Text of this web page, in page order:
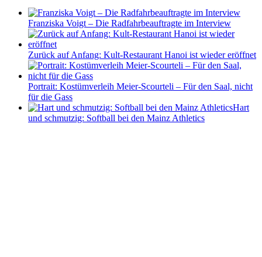
Franziska Voigt – Die Radfahrbeauftragte im Interview
Zurück auf Anfang: Kult-Restaurant Hanoi ist wieder eröffnet
Portrait: Kostümverleih Meier-Scourteli – Für den Saal, nicht
für die Gass
Hart
und schmutzig: Softball bei den Mainz Athletics